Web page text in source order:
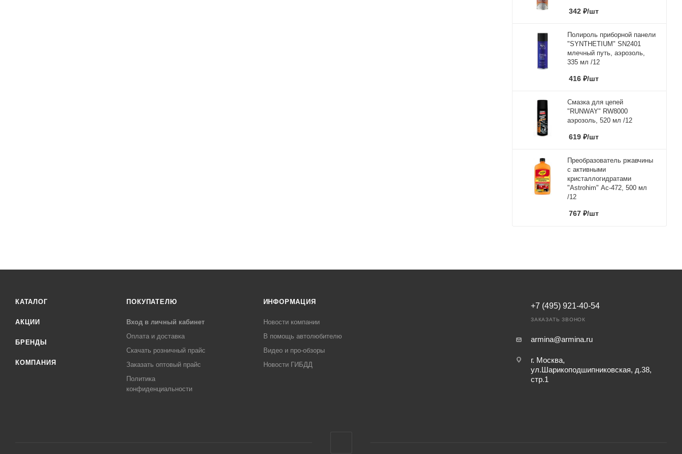
342 ₽/шт
Полироль приборной панели
"SYNTHETIUM" SN2401
млечный путь, аэрозоль,
335 мл /12
416 ₽/шт
Смазка для цепей
"RUNWAY" RW8000
аэрозоль, 520 мл /12
619 ₽/шт
Преобразователь ржавчины
с активными
кристаллогидратами
"Astrohim" Ас-472, 500 мл
/12
767 ₽/шт
КАТАЛОГ
АКЦИИ
БРЕНДЫ
КОМПАНИЯ
ПОКУПАТЕЛЮ
Вход в личный кабинет
Оплата и доставка
Скачать розничный прайс
Заказать оптовый прайс
Политика
конфиденциальности
ИНФОРМАЦИЯ
Новости компании
В помощь автолюбителю
Видео и про-обзоры
Новости ГИБДД
+7 (495) 921-40-54
ЗАКАЗАТЬ ЗВОНОК
armina@armina.ru
г. Москва,
ул.Шарикоподшипниковская, д.38,
стр.1